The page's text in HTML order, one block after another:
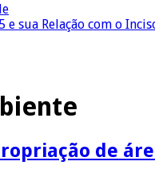
sua Relação com o
de